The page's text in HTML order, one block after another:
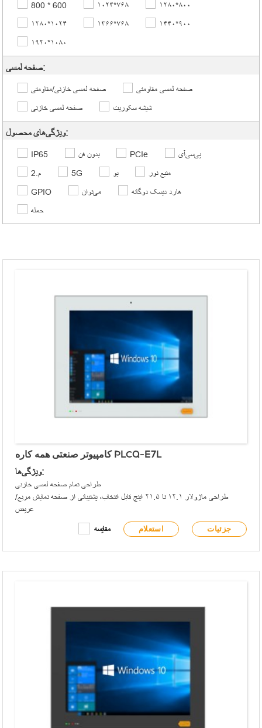
800 * 600 ۱۰۲۴*۷۶۸
۱۲۸۰*۸۰۰
۱۲۸۰*۱۰۲۴
۱۳۶۶*۷۶۸
۱۴۴۰*۹۰۰
۱۹۲۰*۱۰۸۰
صفحه لمسی:
صفحه لمسی خازنی/مقاومتی
صفحه لمسی مقاومتی
صفحه لمسی خازنی
شیشه سکوریت
ویژگی‌های محصول:
IP65 بدون فن PCIe
پی‌سی‌آی
م.2
5G پو
منبع نور
GPIO
می‌توان
هارد دیسک دوگانه
حمله
کامپیوتر صنعتی همه کاره PLCQ-E7L
ویژگی‌ها:
طراحی تمام صفحه لمسی خازنی
طراحی ماژولار ۱۲.۱ تا ۲۱.۵ اینچ قابل انتخاب، پشتیبانی از صفحه نمایش مربع/
عریض
پنل جلویی دارای USB نوع A و چراغ‌های نشانگر سیگنال است
مقایسه استعلام جزئیات